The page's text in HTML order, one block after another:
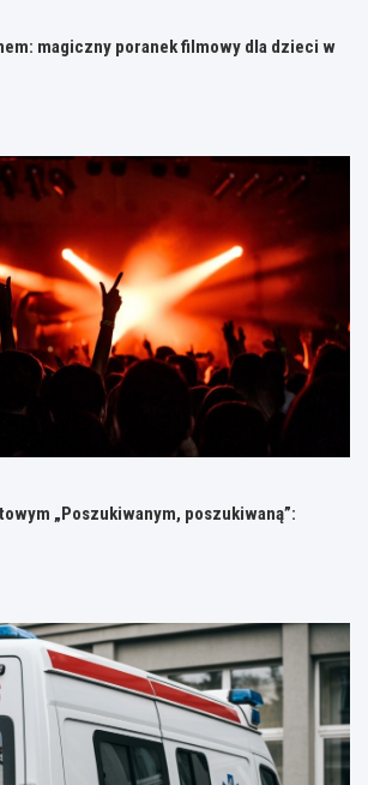
magiczny poranek filmowy dla dzieci w
„Poszukiwanym, poszukiwaną”: